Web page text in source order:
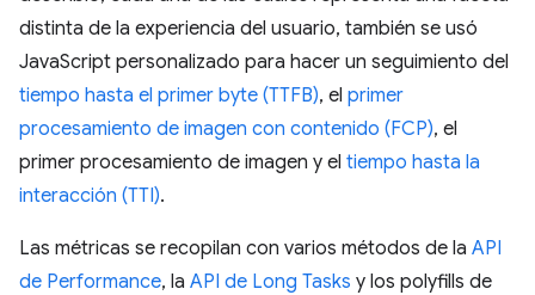
distinta de la experiencia del usuario, también se usó
JavaScript personalizado para hacer un seguimiento del
tiempo hasta el primer byte (TTFB), el primer
procesamiento de imagen con contenido (FCP), el
primer procesamiento de imagen y el tiempo hasta la
interacción (TTI).
Las métricas se recopilan con varios métodos de la API
de Performance, la API de Long Tasks y los polyfills de